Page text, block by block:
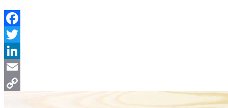
Facebook
Twitter
LinkedIn
Email